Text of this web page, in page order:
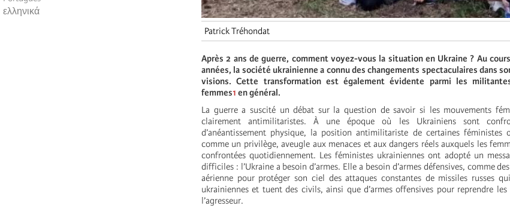
ελληνικά
Patrick Tréhondat
Après 2 ans de guerre, comment voyez-vous la situation en Ukraine ? Au
années, la société ukrainienne a connu des changements spectaculaires dans
visions. Cette transformation est également évidente parmi les
femmes1 en général.
La guerre a suscité un débat sur la question de savoir si les mouvements
clairement antimilitaristes. À une époque où les Ukrainiens sont
d’anéantissement physique, la position antimilitariste de certaines féministes
comme un privilège, aveugle aux menaces et aux dangers réels auxquels les
confrontées quotidiennement. Les féministes ukrainiennes ont adopté un
difficiles : l’Ukraine a besoin d’armes. Elle a besoin d’armes défensives, comme
aérienne pour protéger son ciel des attaques constantes de missiles russes
ukrainiennes et tuent des civils, ainsi que d’armes offensives pour reprendre
l’agresseur.